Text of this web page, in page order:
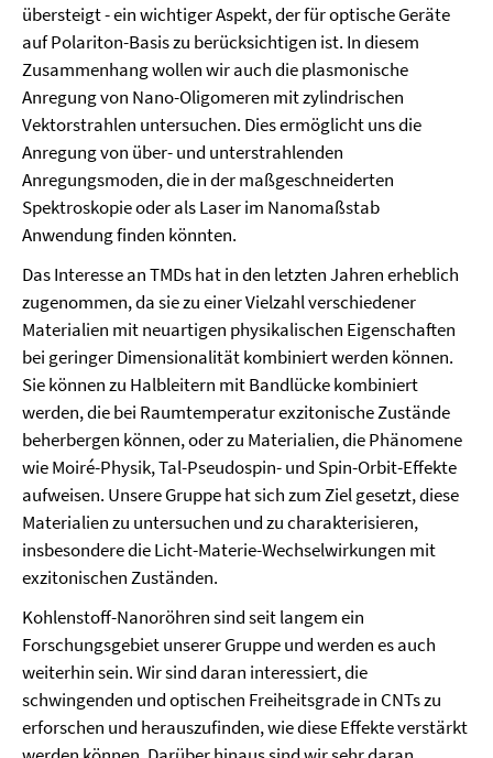
übersteigt - ein wichtiger Aspekt, der für optische Geräte
auf Polariton-Basis zu berücksichtigen ist. In diesem
Zusammenhang wollen wir auch die plasmonische
Anregung von Nano-Oligomeren mit zylindrischen
Vektorstrahlen untersuchen. Dies ermöglicht uns die
Anregung von über- und unterstrahlenden
Anregungsmoden, die in der maßgeschneiderten
Spektroskopie oder als Laser im Nanomaßstab
Anwendung finden könnten.
Das Interesse an TMDs hat in den letzten Jahren erheblich
zugenommen, da sie zu einer Vielzahl verschiedener
Materialien mit neuartigen physikalischen Eigenschaften
bei geringer Dimensionalität kombiniert werden können.
Sie können zu Halbleitern mit Bandlücke kombiniert
werden, die bei Raumtemperatur exzitonische Zustände
beherbergen können, oder zu Materialien, die Phänomene
wie Moiré-Physik, Tal-Pseudospin- und Spin-Orbit-Effekte
aufweisen. Unsere Gruppe hat sich zum Ziel gesetzt, diese
Materialien zu untersuchen und zu charakterisieren,
insbesondere die Licht-Materie-Wechselwirkungen mit
exzitonischen Zuständen.
Kohlenstoff-Nanoröhren sind seit langem ein
Forschungsgebiet unserer Gruppe und werden es auch
weiterhin sein. Wir sind daran interessiert, die
schwingenden und optischen Freiheitsgrade in CNTs zu
erforschen und herauszufinden, wie diese Effekte verstärkt